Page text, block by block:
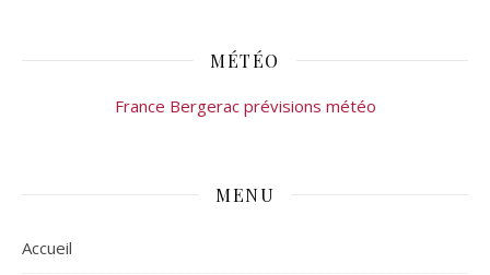
MÉTÉO
France Bergerac prévisions météo
MENU
Accueil